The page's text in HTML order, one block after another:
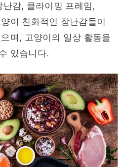
난감, 클라이밍 프레임,
이 친화적인 장난감들이
며, 고양이의 일상 활동을
있습니다.